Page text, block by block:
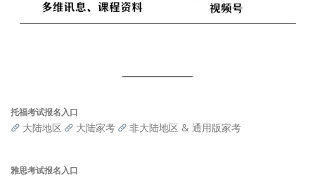
托福考试报名入口
大陆地区 大陆家考 非大陆地区 & 通用版家考
雅思考试报名入口